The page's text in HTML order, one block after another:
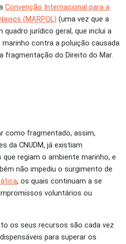
Convenção Internacional para a
(MARPOL) (uma vez que a
quadro jurídico geral, que inclui a
contra a poluição causada
fragmentação do Direito do Mar.
como fragmentado, assim,
da CNUDM, já existiam
regiam o ambiente marinho, e
não impediu o surgimento de
, os quais continuam a se
voluntários ou
os seus recursos são cada vez
para superar os